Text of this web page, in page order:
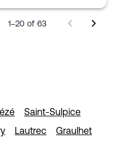
une gestion
en gestion sociale et
Conseil s'engage à
de chaque client.
1–20 of 63
Saint-Sulpice
Lautrec Graulhet